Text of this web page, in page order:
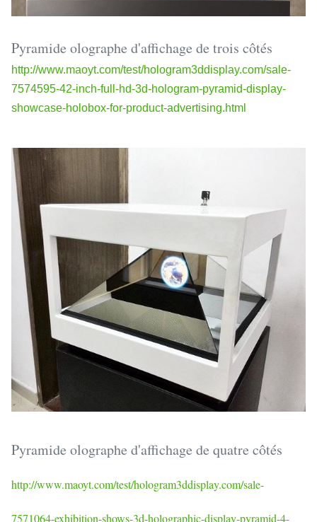
Pyramide olographe d'affichage de trois côtés
http://www.maoyt.com/test/hologram3ddisplay.com/sale-
7574595-42-inch-full-hd-3d-hologram-pyramid-display-
showcase-holobox-for-product-advertising.html
Pyramide olographe d'affichage de quatre côtés
http://www.maoyt.com/test/hologram3ddisplay.com/sale-
7571064-exhibition-shows-3d-holographic-display-pyramid-4-